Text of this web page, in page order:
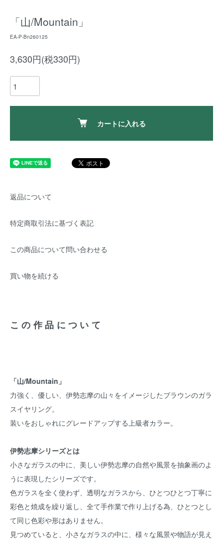
「山/Mountain」
EA-P-Bn260125
3,630円(税330円)
カートに入れる
返品について
特定商取引法に基づく表記
この商品について問い合わせる
買い物を続ける
この作品について
「山/Mountain」
力強く、優しい、伊勢志摩の山々をイメージしたブラウンのガラ
スイヤリング。
装いをおしゃれにグレードアップする上級者カラー。
伊勢志摩シリーズとは
小さなガラスの中に、美しい伊勢志摩の自然や風景を抽象画のよ
うに表現したシリーズです。
色ガラスを全く使わず、透明なガラスから、ひとつひとつ丁寧に
彩色と焼成を繰り返し、全て手作業で作り上げる為、ひとつとし
て同じ色彩や形はありません。
見つめていると、小さなガラスの中に、様々な風景や物語が見え